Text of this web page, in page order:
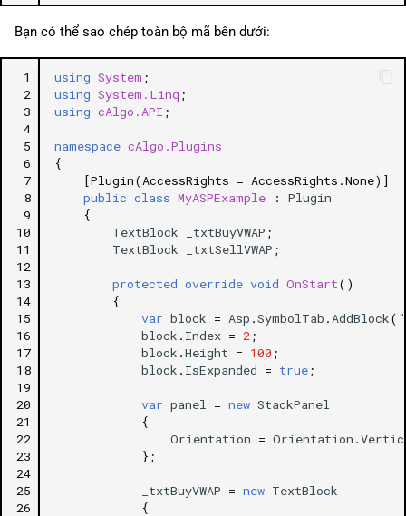
Bạn có thể sao chép toàn bộ mã bên dưới:
1
2
3
4
5
6
7
8
9
10
11
12
13
14
15
16
17
18
19
20
21
22
23
24
25
26
using System ;
using System.Linq ;
using cAlgo.API ;
namespace cAlgo.Plugins
{
[Plugin(AccessRights = AccessRights.None)]
public class MyASPExample :
Plugin
{
TextBlock
_txtBuyVWAP ;
TextBlock
_txtSellVWAP ;
protected override void OnStart()
{
var block = Asp .SymbolTab . AddBlock(
block . Index = 2 ;
block .Height = 100 ;
block . IsExpanded = true ;
var panel = new StackPanel
{
Orientation = Orientation .
};
_txtBuyVWAP = new TextBlock
{